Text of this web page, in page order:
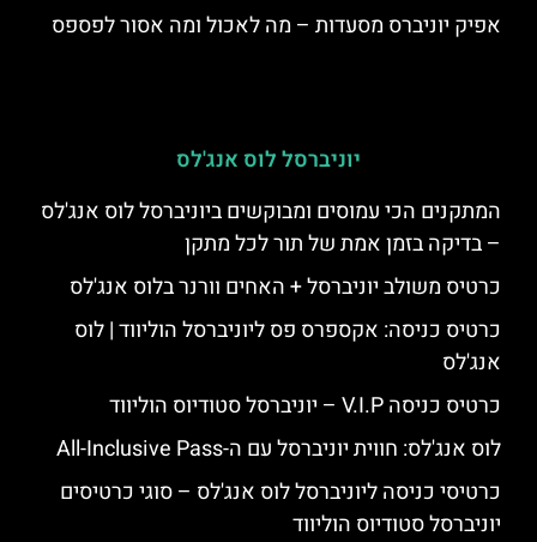
אפיק יוניברס מסעדות – מה לאכול ומה אסור לפספס
יוניברסל לוס אנג'לס
המתקנים הכי עמוסים ומבוקשים ביוניברסל לוס אנג'לס
– בדיקה בזמן אמת של תור לכל מתקן
כרטיס משולב יוניברסל + האחים וורנר בלוס אנג'לס
כרטיס כניסה: אקספרס פס ליוניברסל הוליווד | לוס
אנג'לס
כרטיס כניסה V.I.P – יוניברסל סטודיוס הוליווד
לוס אנג'לס: חווית יוניברסל עם ה-All-Inclusive Pass
כרטיסי כניסה ליוניברסל לוס אנג'לס – סוגי כרטיסים
יוניברסל סטודיוס הוליווד